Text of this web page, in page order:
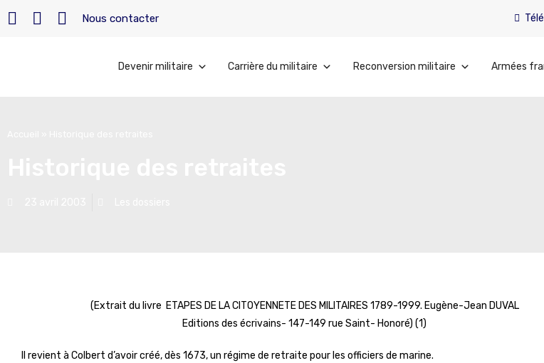
Nous contacter
Devenir militaire Carrière du militaire Reconversion militaire Armées
(Extrait du livre ETAPES DE LA CITOYENNETE DES MILITAIRES 1789-1999. Eugène-Jean DUVAL
Editions des écrivains- 147-149 rue Saint- Honoré) (1)
Il revient à Colbert d’avoir créé, dès 1673, un régime de retraite pour les officiers de marine.